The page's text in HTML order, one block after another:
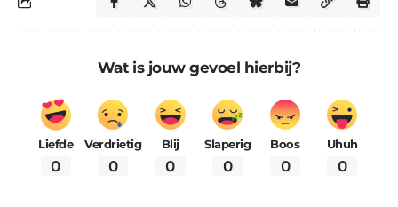
Wat is jouw gevoel hierbij?
Liefde
0
Verdrietig
0
Blij
0
Slaperig
0
Boos
0
Uhuh
0